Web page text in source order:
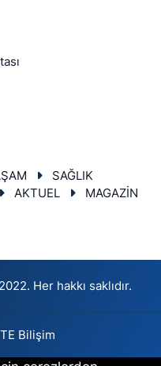
SAĞLIK
AKTUEL
MAGAZİN
Her hakkı saklıdır.
TE Bilişim